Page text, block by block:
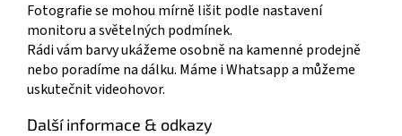
Fotografie se mohou mírně lišit podle nastavení
monitoru a světelných podmínek.
Rádi vám barvy ukážeme osobně na kamenné prodejně
nebo poradíme na dálku. Máme i Whatsapp a můžeme
uskutečnit videohovor.
Další informace & odkazy